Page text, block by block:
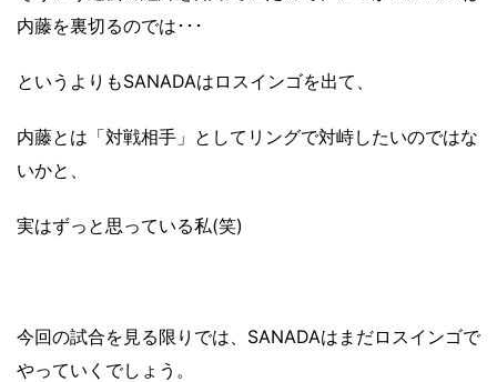
内藤を裏切るのでは･･･
というよりもSANADAはロスインゴを出て、
内藤とは「対戦相手」としてリングで対峙したいのではな
いかと、
実はずっと思っている私(笑)
今回の試合を見る限りでは、SANADAはまだロスインゴで
やっていくでしょう。